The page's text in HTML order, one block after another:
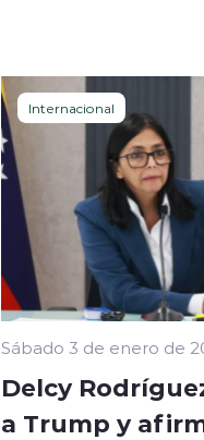
Internacional
Sábado 3 de enero de
Delcy
a Trump y